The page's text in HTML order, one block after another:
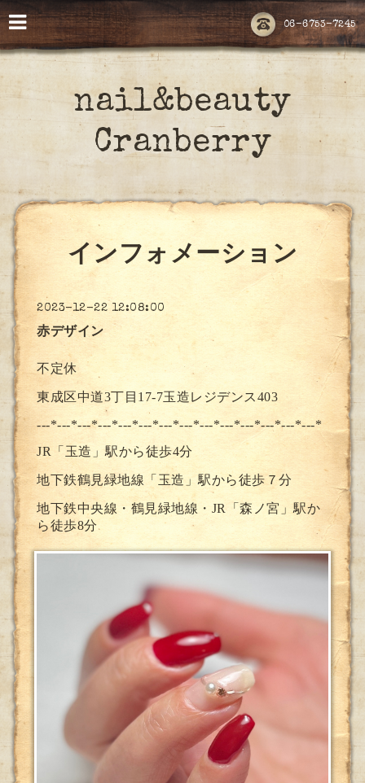
06-6753-7245
nail&beauty
Cranberry
インフォメーション
2023-12-22 12:08:00
赤デザイン
不定休
東成区中道3丁目17-7玉造レジデンス403
---*---*---*---*---*---*---*---*---*---*---*---*---*---*
JR「玉造」駅から徒歩4分
地下鉄鶴見緑地線「玉造」駅から徒歩７分
地下鉄中央線・鶴見緑地線・JR「森ノ宮」駅か
ら徒歩8分